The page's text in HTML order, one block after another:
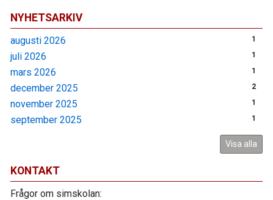
NYHETSARKIV
augusti 2026 1
juli 2026 1
mars 2026 1
december 2025 2
november 2025 1
september 2025 1
Visa alla
KONTAKT
Frågor om simskolan: